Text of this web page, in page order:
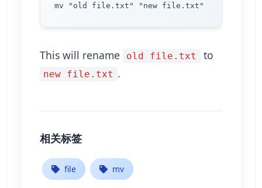
This will rename old file.txt to
new file.txt .
相关标签
file mv